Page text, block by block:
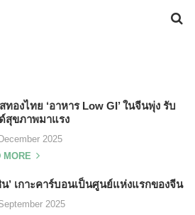
ทองไทย ‘อาหาร Low GI’ ในจีนพุ่ง รับ
สุขภาพมาแรง
2025
MORE
น’ เกาะคาร์บอนเป็นศูนย์แห่งแรกของจีน
2025